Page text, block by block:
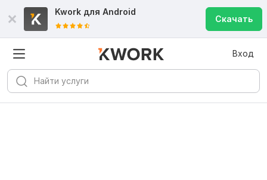
Kwork для Android
Скачать
Вход